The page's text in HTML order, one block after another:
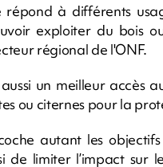
répond à différents
exploiter du bois
régional de l'ONF.
un meilleur accès
ou citernes pour la
autant les
de limiter l’impact sur